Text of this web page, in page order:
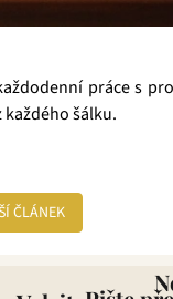
práce s
každého šálku.
ČLÁNEK